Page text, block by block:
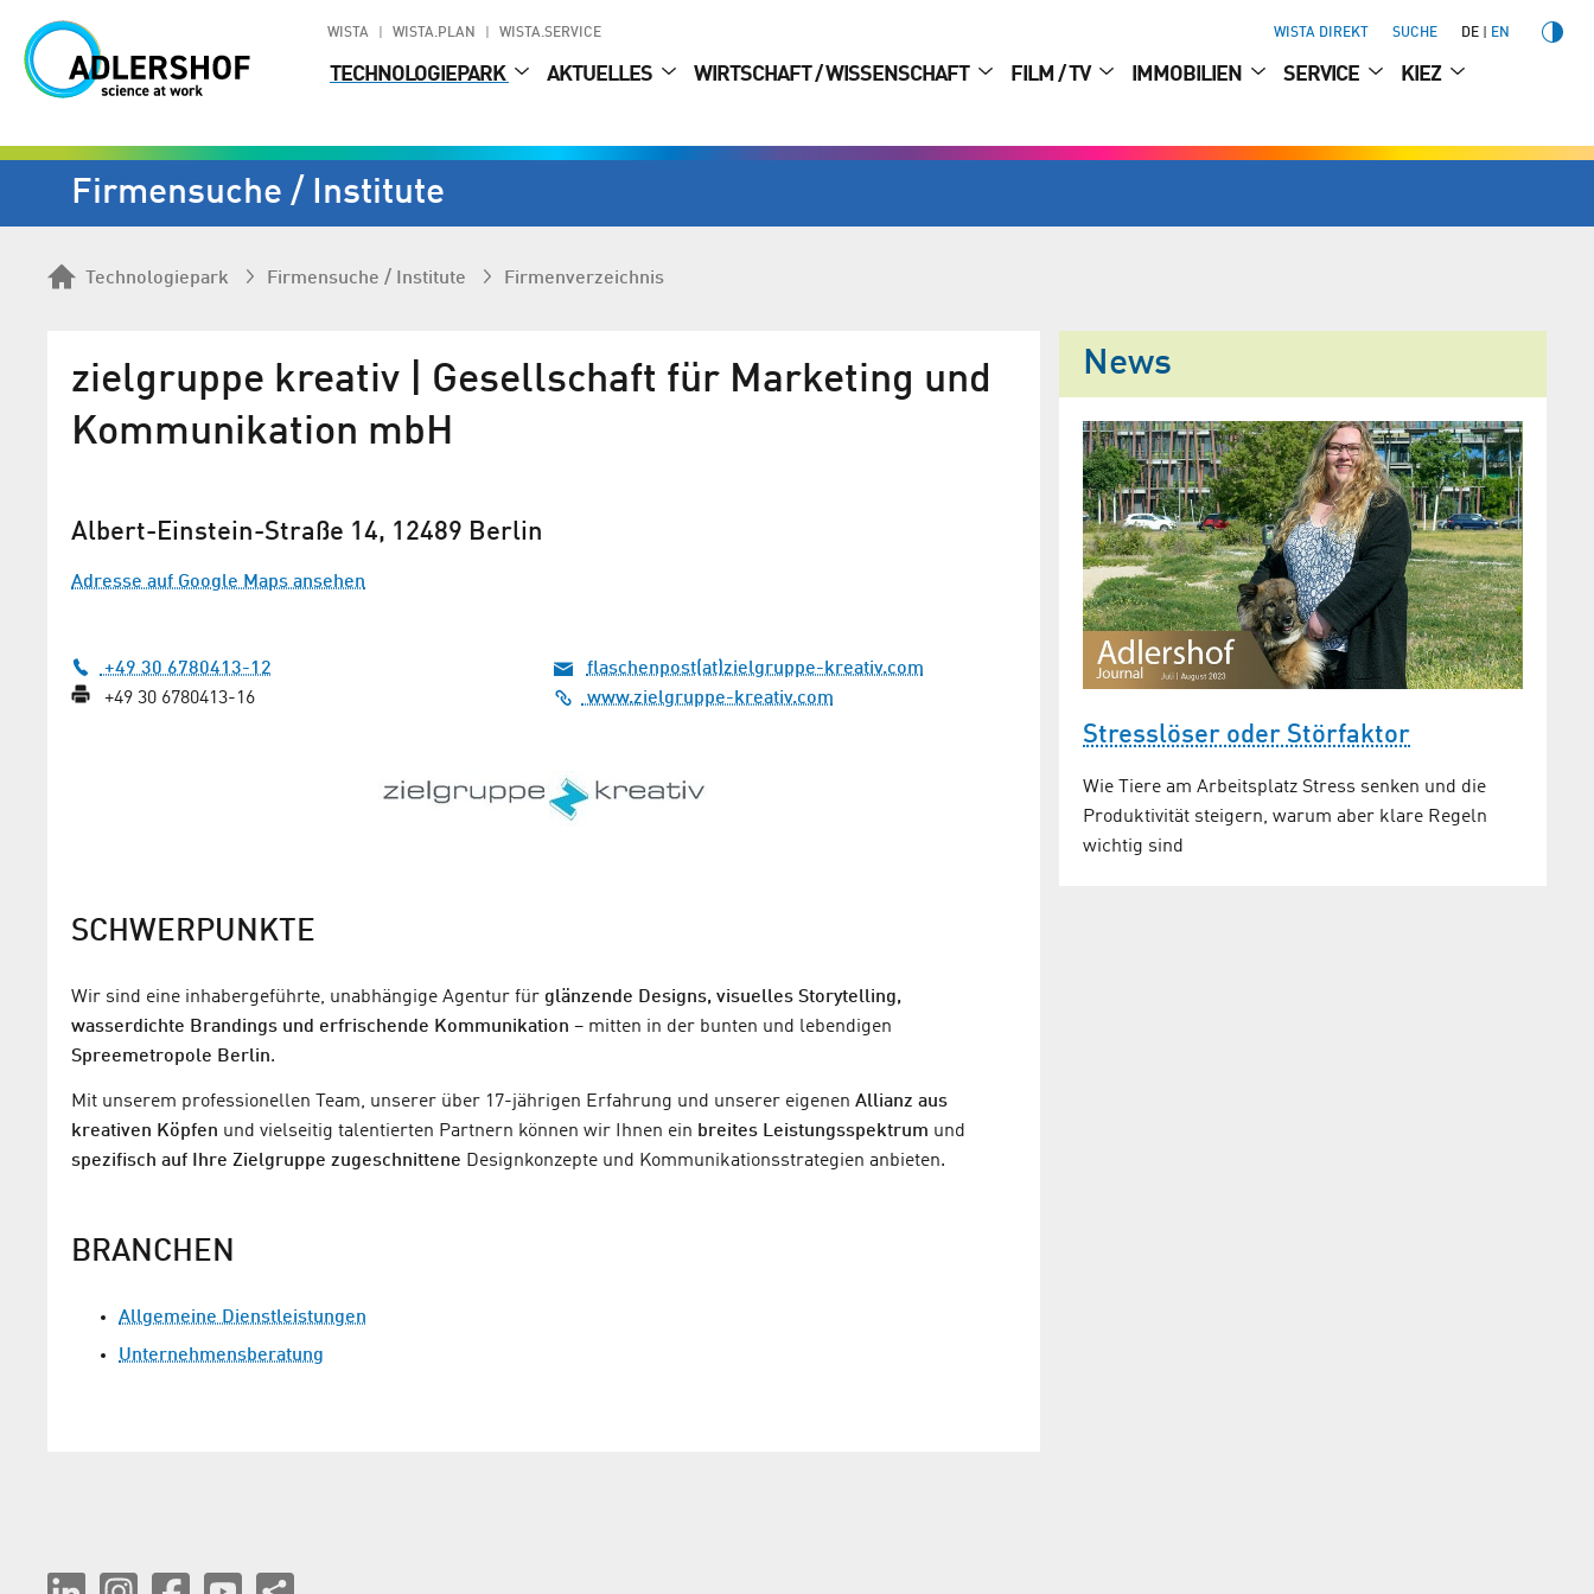
WISTA WISTA.PLAN WISTA.SERVICE WISTA DIREKT SUCHE DE EN
TECHNOLOGIEPARK AKTUELLES WIRTSCHAFT / WISSENSCHAFT FILM / TV IMMOBILIEN SERVICE KIEZ
Firmen­suche / Institute
Technologiepark Firmen­suche / Institute Firmenverzeichnis
zielgruppe kreativ | Gesellschaft für Marketing und
Kommunikation mbH
Albert-Einstein-Straße 14, 12489 Berlin
Adresse auf Google Maps ansehen
+49 30 6780413-12
+49 30 6780413-16
flaschenpost(at)zielgruppe-kreativ.com
www.zielgruppe-kreativ.com
SCHWERPUNKTE
Wir sind eine inhabergeführte, unabhängige Agentur für glänzende Designs, visuelles Storytelling,
wasserdichte Brandings und erfrischende Kommunikation – mitten in der bunten und lebendigen
Spreemetropole Berlin.
Mit unserem professionellen Team, unserer über 17-jährigen Erfahrung und unserer eigenen Allianz aus
kreativen Köpfen und vielseitig talentierten Partnern können wir Ihnen ein breites Leistungsspektrum und
spezifisch auf Ihre Zielgruppe zugeschnittene Designkonzepte und Kommunikationsstrategien anbieten.
BRANCHEN
Allgemeine Dienstleistungen
Unternehmensberatung
News
Stresslöser oder Störfaktor
Wie Tiere am Arbeitsplatz Stress senken und die
Produktivität steigern, warum aber klare Regeln
wichtig sind